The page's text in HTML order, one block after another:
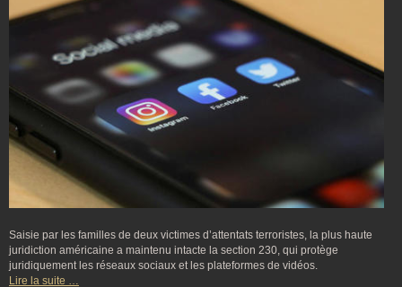
Saisie par les familles de deux victimes d’attentats terroristes, la plus haute
juridiction américaine a maintenu intacte la section 230, qui protège
juridiquement les réseaux sociaux et les plateformes de vidéos.
Lire la suite …